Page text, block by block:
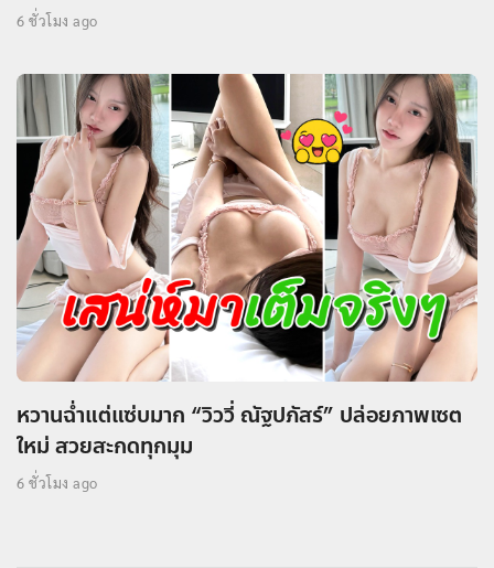
6 ชั่วโมง ago
หวานฉ่ำแต่แซ่บมาก “วิววี่ ณัฐปภัสร์” ปล่อยภาพเซต
ใหม่ สวยสะกดทุกมุม
6 ชั่วโมง ago